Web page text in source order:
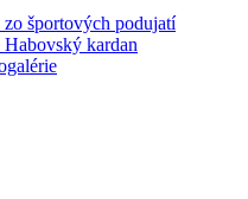
zo športových podujatí
Habovský kardan